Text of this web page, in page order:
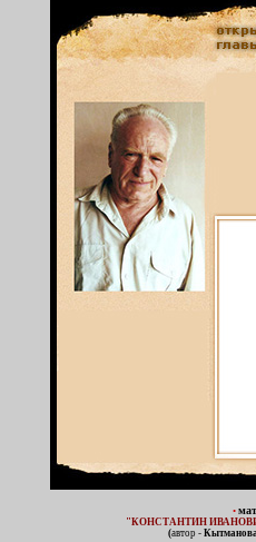
•
"КОНСТАНТИН
(автор -